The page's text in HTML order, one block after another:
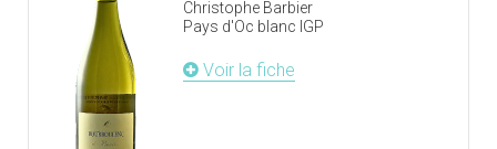
Christophe Barbier
Pays d'Oc blanc IGP
Voir la fiche